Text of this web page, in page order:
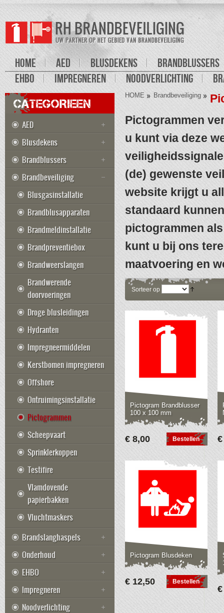
HOME AED BLUSDEKENS
BRANDBLUSSERS
EHBO
IMPREGNEREN NOODVERLICHTING
HOME Brandbeveiliging
Pictogrammen
u kunt via deze
(de) gewenste
website krijgt u
standaard
pictogrammen
kunt u bij ons
maatvoering en
Sorteer op
Pictogram Brandblusser
100 x 100 mm
€ 8,00 Bestellen
Pictogram Blusdeken
€ 12,50 Bestellen
CATEGORIEEN
AED
Blusdekens
Brandblussers
Brandbeveiliging
Blusgasinstallatie
Brandblusapparaten
Brandmeldinstallatie
Brandpreventiebox
Brandweerslangen
Brandwerende
doorvoeringen
Droge blusleidingen
Hydranten
Impregneermiddelen
Kerstbomen impregneren
Offshore
Ontruimingsinstallatie
Pictogrammen
Scheepvaart
Sprinklerkoppen
Testifire
Vlamdovende
papierbakken
Vluchtmaskers
Brandslanghaspels
Onderhoud
EHBO
Impregneren
Noodverlichting